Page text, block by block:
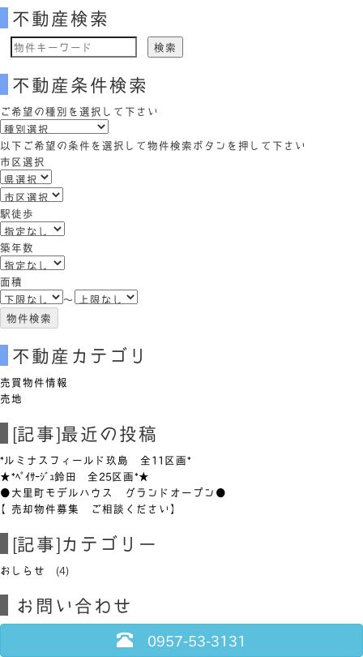
不動産検索
(キ
ー
ワ
ー
ド)
不動産条件検索
ご希望の種別を選択して下さい
以下ご希望の条件を選択して物件検索ボタンを押して下さい
市区選択
駅徒歩
築年数
面積
～
不動産カテゴリ
売買物件情報
売地
[記事]最近の投稿
*ルミナスフィールド玖島 全11区画*
★*ﾍﾟｲｻｰｼﾞｭ鈴田 全25区画*★
●大里町モデルハウス グランドオープン●
【売却物件募集 ご相談ください】
[記事]カテゴリー
おしらせ (4)
お問い合わせ
0957-53-3131